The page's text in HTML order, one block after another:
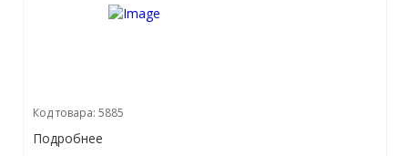
Код товара: 5885
Подробнее